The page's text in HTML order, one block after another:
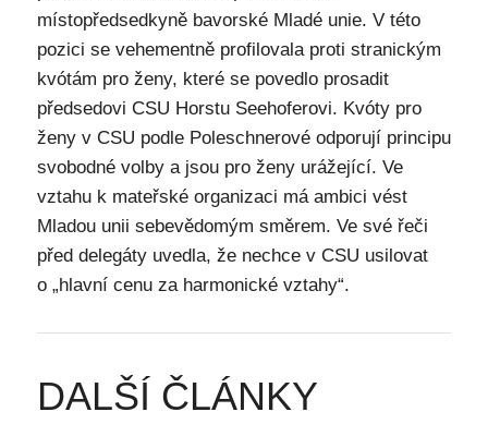
místopředsedkyně bavorské Mladé unie. V této
pozici se vehementně profilovala proti stranickým
kvótám pro ženy, které se povedlo prosadit
předsedovi CSU Horstu Seehoferovi. Kvóty pro
ženy v CSU podle Poleschnerové odporují principu
svobodné volby a jsou pro ženy urážející. Ve
vztahu k mateřské organizaci má ambici vést
Mladou unii sebevědomým směrem. Ve své řeči
před delegáty uvedla, že nechce v CSU usilovat
o „hlavní cenu za harmonické vztahy“.
DALŠÍ ČLÁNKY